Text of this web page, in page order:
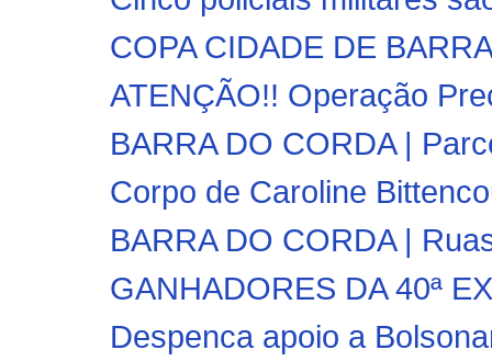
COPA CIDADE DE
ATENÇÃO!! Operação
BARRA DO CORDA |
Corpo de Caroline
BARRA DO CORDA |
GANHADORES DA 40ª
Despenca apoio a